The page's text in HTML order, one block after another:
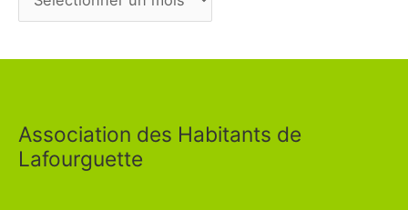
Association des Habitants de
Lafourguette